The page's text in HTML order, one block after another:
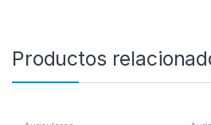
Productos